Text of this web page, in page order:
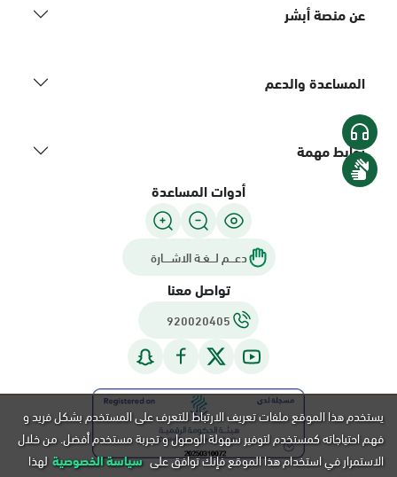
عن منصة أبشر
المساعدة والدعم
روابط مهمة
أدوات المساعدة
دعـــم لـــغـة الاشــــارة
تواصل معنا
920020405
يستخدم هذا الموقع ملفات تعريف الارتباط للتعرف على المستخدم بشكل فريد و
فهم احتياجاته كمستخدم لتوفير سهولة الوصول و تجربة مستخدم أفضل. من خلال
الاستمرار في استخدام هذا الموقع فإنك توافق على سياسة الخصوصية لهذا